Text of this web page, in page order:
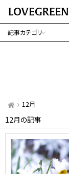
記事カテゴリ
12月
12月の記事